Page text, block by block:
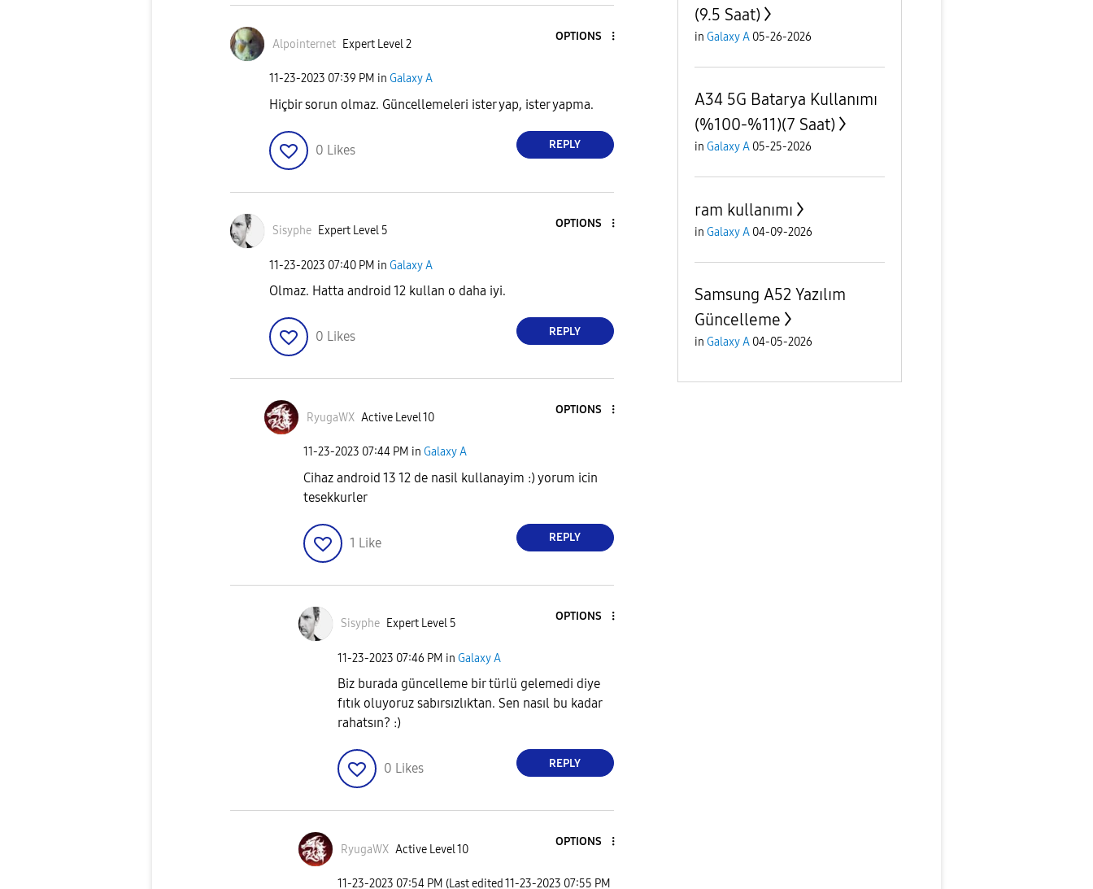
Alpointernet Expert Level 2
OPTIONS
‎11-23-2023 07:39 PM in Galaxy A
Hiçbir sorun olmaz. Güncellemeleri ister yap, ister yapma.
0 Likes REPLY
Sisyphe Expert Level 5
OPTIONS
‎11-23-2023 07:40 PM in Galaxy A
Olmaz. Hatta android 12 kullan o daha iyi.
0 Likes REPLY
RyugaWX Active Level 10
OPTIONS
‎11-23-2023 07:44 PM in Galaxy A
Cihaz android 13 12 de nasil kullanayim :) yorum icin
tesekkurler
1 Like REPLY
Sisyphe Expert Level 5
OPTIONS
‎11-23-2023 07:46 PM in Galaxy A
Biz burada güncelleme bir türlü gelemedi diye
fıtık oluyoruz sabırsızlıktan. Sen nasıl bu kadar
rahatsın? :)
0 Likes REPLY
RyugaWX Active Level 10
OPTIONS
‎11-23-2023 07:54 PM (Last edited ‎11-23-2023 07:55 PM
(9.5 Saat)
in Galaxy A 05-26-2026
A34 5G Batarya Kullanımı
(%100-%11)(7 Saat)
in Galaxy A 05-25-2026
ram kullanımı
in Galaxy A 04-09-2026
Samsung A52 Yazılım
Güncelleme
in Galaxy A 04-05-2026